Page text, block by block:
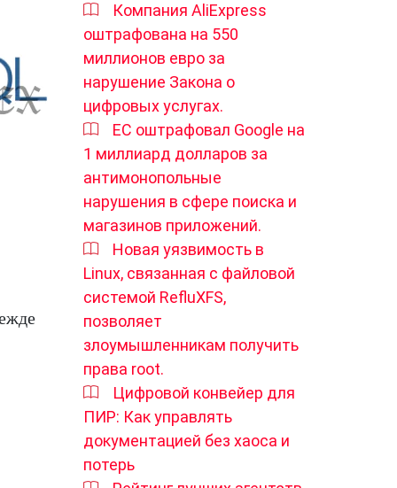
Компания AliExpress
оштрафована на 550
миллионов евро за
нарушение Закона о
цифровых услугах.
ЕС оштрафовал Google на
1 миллиард долларов за
антимонопольные
нарушения в сфере поиска и
магазинов приложений.
Новая уязвимость в
Linux, связанная с файловой
системой RefluXFS,
позволяет
злоумышленникам получить
права root.
Цифровой конвейер для
ПИР: Как управлять
документацией без хаоса и
потерь